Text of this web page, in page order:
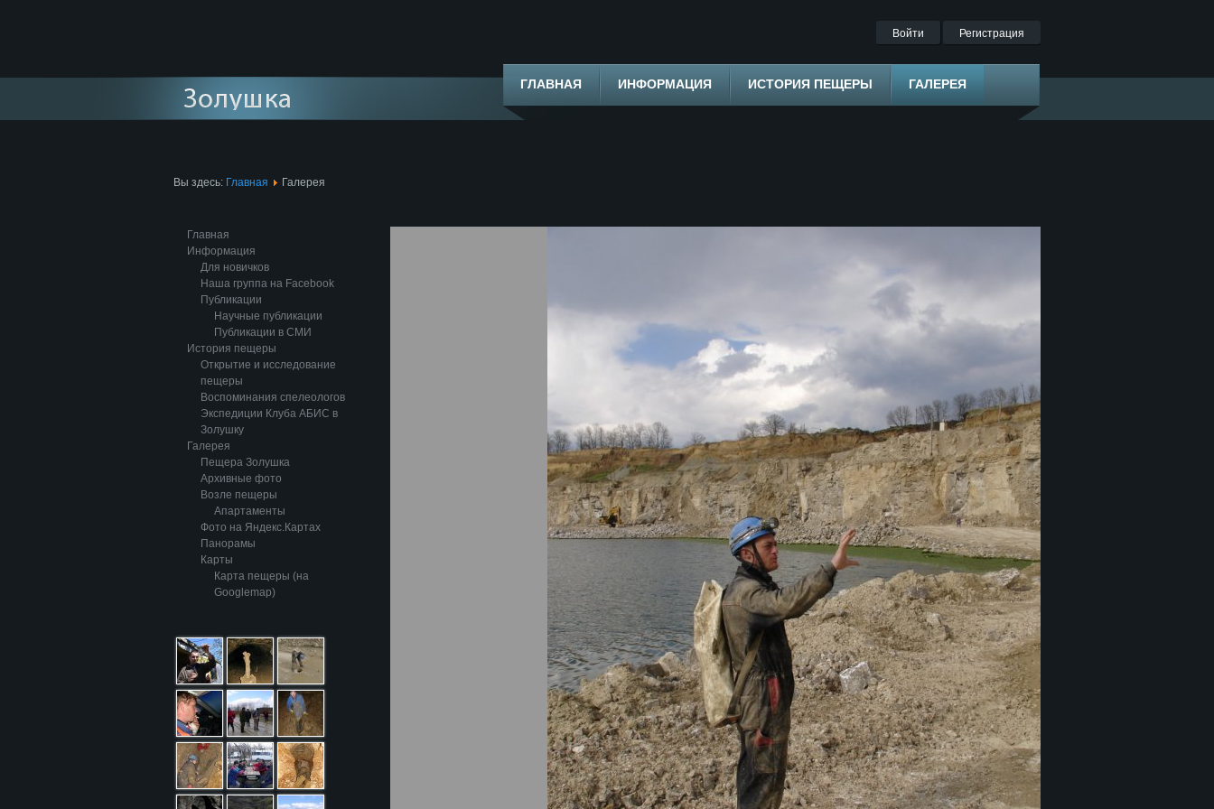
Войти Регистрация
ГЛАВНАЯ ИНФОРМАЦИЯ ИСТОРИЯ ПЕЩЕРЫ ГАЛЕРЕЯ
Вы здесь: Главная Галерея
Главная
Информация
Для новичков
Наша группа на Facebook
Публикации
Научные публикации
Публикации в СМИ
История пещеры
Открытие и исследование
пещеры
Воспоминания спелеологов
Экспедиции Клуба АБИС в
Золушку
Галерея
Пещера Золушка
Архивные фото
Возле пещеры
Апартаменты
Фото на Яндекс.Картах
Панорамы
Карты
Карта пещеры (на
Googlemap)